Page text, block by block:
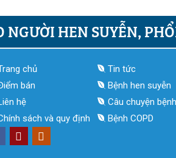
NGƯỜI HEN SUYỄN,
chủ
bán
hệ
sách và quy định
Tin tức
Bệnh hen suyễn
Câu chuyện
Bệnh COPD